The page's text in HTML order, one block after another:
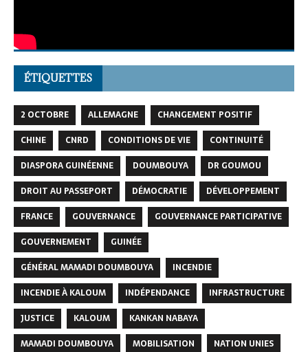
ÉTIQUETTES
2 OCTOBRE ALLEMAGNE
CHANGEMENT POSITIF
CHINE
CNRD CONDITIONS DE VIE
CONTINUITÉ
DIASPORA GUINÉENNE
DOUMBOUYA
DR GOUMOU
DROIT AU PASSEPORT
DÉMOCRATIE
DÉVELOPPEMENT
FRANCE
GOUVERNANCE
GOUVERNANCE PARTICIPATIVE
GOUVERNEMENT
GUINÉE
GÉNÉRAL MAMADI DOUMBOUYA
INCENDIE
INCENDIE À KALOUM
INDÉPENDANCE
INFRASTRUCTURE
JUSTICE
KALOUM
KANKAN NABAYA
MAMADI DOUMBOUYA
MOBILISATION
NATION UNIES